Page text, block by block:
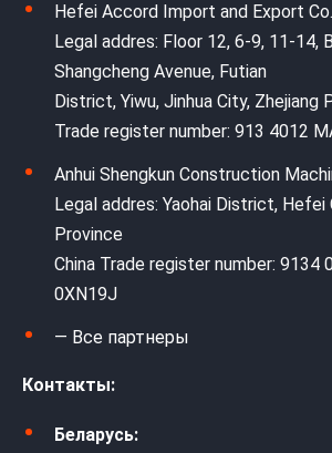
Hefei Accord Import and Export
Legal addres: Floor 12, 6-9, 11-14,
Shangcheng Avenue, Futian
District, Yiwu, Jinhua City, Zhejiang
Trade register number: 913 4012
Anhui Shengkun Construction
Legal addres: Yaohai District, Hefei
Province
China Trade register number: 9134
0XN19J
— Все партнеры
Контакты:
Беларусь: